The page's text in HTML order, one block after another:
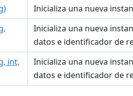
Inicializa una nueva
Inicializa una nueva
datos e identificador de
int,
Inicializa una nueva
datos e identificador de